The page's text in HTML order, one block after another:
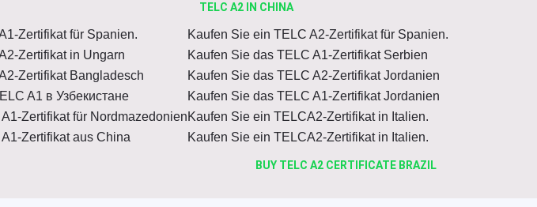
Zertifikat für Spanien.
Zertifikat in Ungarn
Zertifikat Bangladesch
A1 в Узбекистане
Zertifikat für Nordmazedonien
Zertifikat aus China
TELC A2 IN CHINA
Kaufen Sie ein TELC A2-Zertifikat für Spanien.
Kaufen Sie das TELC A1-Zertifikat Serbien
Kaufen Sie das TELC A2-Zertifikat Jordanien
Kaufen Sie das TELC A1-Zertifikat Jordanien
Kaufen Sie ein TELCA2-Zertifikat in Italien.
Kaufen Sie ein TELCA2-Zertifikat in Italien.
BUY TELC A2 CERTIFICATE BRAZIL